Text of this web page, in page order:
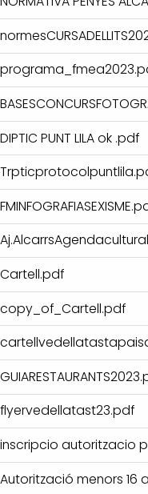
DIPTIC PUNT LILA ok .pdf
Cartell.pdf
copy_of_Cartell.pdf
flyervedellatast23.pdf
inscripcio autoritzacio
Autorització menors 16